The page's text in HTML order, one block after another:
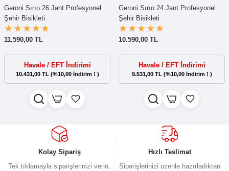
Geroni Sırıo 26 Jant Profesyonel
Şehir Bisikleti
11.590,00 TL
Havale / EFT İndirimi
10.431,00 TL (%10,00 İndirim ! )
Geroni Sırıo 24 Jant Profesyonel
Şehir Bisikleti
10.590,00 TL
Havale / EFT İndirimi
9.531,00 TL (%10,00 İndirim ! )
Kolay Sipariş
Tek tıklamayla siparişlerinizi verin.
Hızlı Teslimat
Siparişlerinizi özenle hazırladıktan